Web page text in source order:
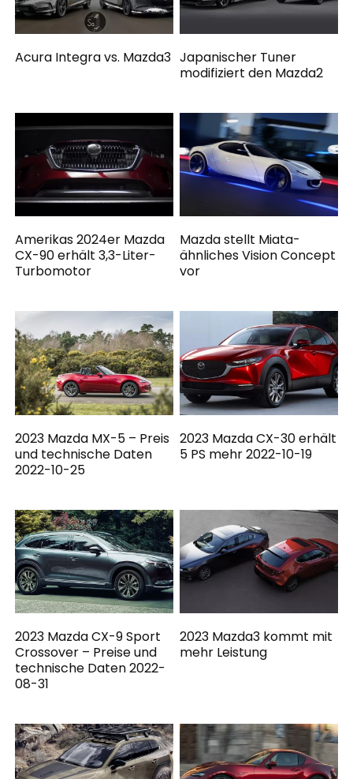
Acura Integra vs. Mazda3 Japanischer Tuner
modifiziert den Mazda2
Amerikas 2024er Mazda
CX-90 erhält 3,3-Liter-
Turbomotor
Mazda stellt Miata-
ähnliches Vision Concept
vor
2023 Mazda MX-5 – Preis
und technische Daten
2022-10-25
2023 Mazda CX-30 erhält
5 PS mehr 2022-10-19
2023 Mazda CX-9 Sport
Crossover – Preise und
technische Daten 2022-
08-31
2023 Mazda3 kommt mit
mehr Leistung